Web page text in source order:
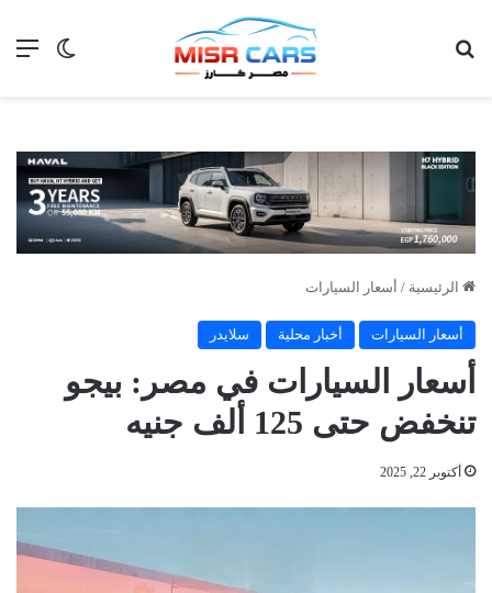
الوضع
الرئيسية / أسعار السيارات
أسعار السيارات أخبار محلية سلايدر
أسعار السيارات في مصر: بيجو
تنخفض حتى 125 ألف جنيه
أكتوبر 22, 2025